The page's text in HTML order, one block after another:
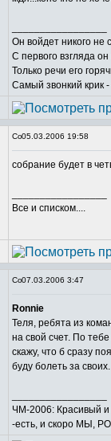
Он войдет никого не
С первого взгляда
Только речи его
Самый звонкий крик
05.03.2006 19:58
собрание будет в
Все и списком....
07.03.2006 3:47
Ronnie
Теля, ребята из
на свой счет. По
скажу, что б сразу
буду болеть за
ЧМ-2006: Красивый и
-есть, и скоро МЫ,